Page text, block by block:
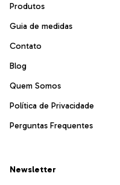
Produtos
Guia de medidas
Contato
Blog
Quem Somos
Política de Privacidade
Perguntas Frequentes
Newsletter